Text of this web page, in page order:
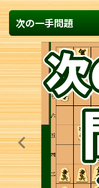
次の一手問題